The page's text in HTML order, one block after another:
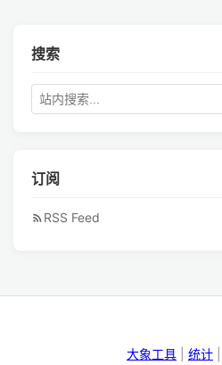
搜索
订阅
RSS Feed
大象工具 统计